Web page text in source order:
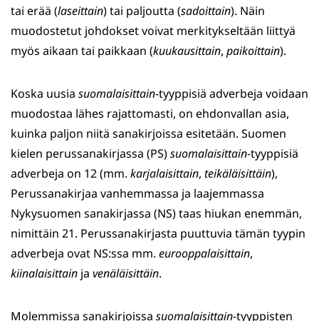
tai erää (laseittain) tai paljoutta (sadoittain). Näin
muodostetut johdokset voivat merkitykseltään liittyä
myös aikaan tai paikkaan (kuukausittain, paikoittain).
Koska uusia suomalaisittain-tyyppisiä adverbeja voidaan
muodostaa lähes rajattomasti, on ehdonvallan asia,
kuinka paljon niitä sanakirjoissa esitetään. Suomen
kielen perussanakirjassa (PS)suomalaisittain-tyyppisiä
adverbeja on 12 (mm. karjalaisittain, teikäläisittäin),
Perussanakirjaa vanhemmassa ja laajemmassa
Nykysuomen sanakirjassa (NS) taas hiukan enemmän,
nimittäin 21. Perussanakirjasta puuttuvia tämän tyypin
adverbeja ovat NS:ssa mm. eurooppalaisittain,
kiinalaisittain ja venäläisittäin.
Molemmissa sanakirjoissa suomalaisittain-tyyppisten